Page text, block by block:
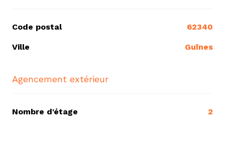
Code postal 62340
Ville Guînes
Agencement extérieur
Nombre d'étage 2